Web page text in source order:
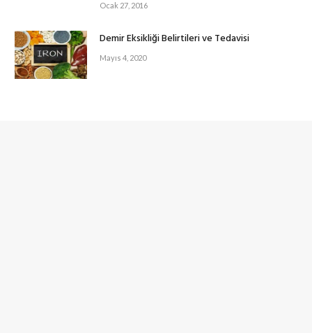
Ocak 27, 2016
Demir Eksikliği Belirtileri ve Tedavisi
Mayıs 4, 2020